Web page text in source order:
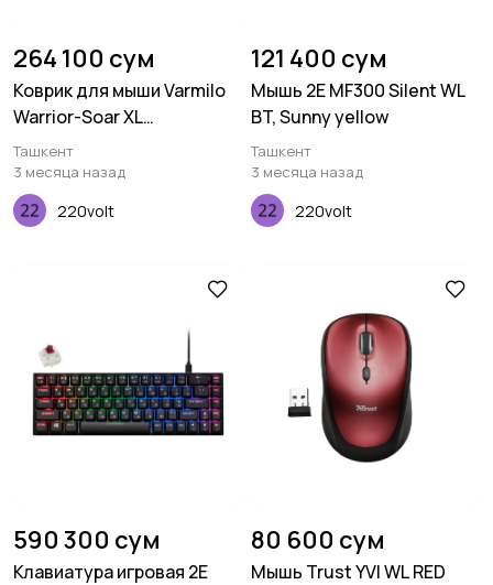
264 100 сум
Коврик для мыши Varmilo
Warrior-Soar XL
(900х400х3мм), Зеленый
Ташкент
3 месяца назад
220volt
121 400 сум
Мышь 2E MF300 Silent WL
BT, Sunny yellow
Ташкент
3 месяца назад
220volt
590 300 сум
Клавиатура игровая 2E
80 600 сум
Мышь Trust YVI WL RED